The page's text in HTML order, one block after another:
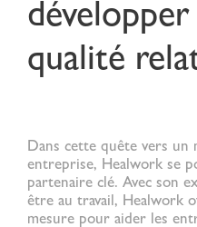
qualité
Dans cette quête vers un
entreprise, Healwork se
partenaire clé. Avec son
être au travail, Healwork
mesure pour aider les